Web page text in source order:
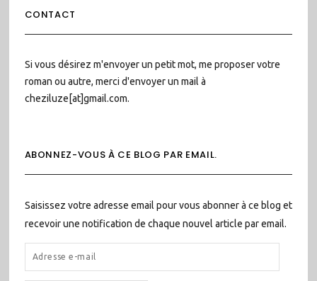
CONTACT
Si vous désirez m'envoyer un petit mot, me proposer votre
roman ou autre, merci d'envoyer un mail à
cheziluze[at]gmail.com.
ABONNEZ-VOUS À CE BLOG PAR EMAIL.
Saisissez votre adresse email pour vous abonner à ce blog et
recevoir une notification de chaque nouvel article par email.
ADRESSE
E-